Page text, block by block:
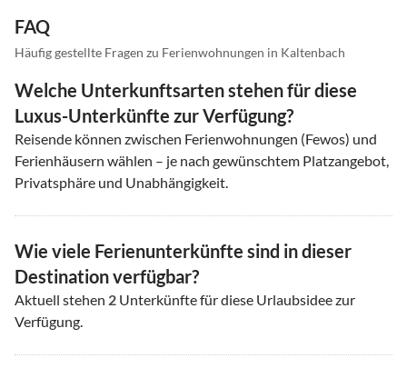
FAQ
Häufig gestellte Fragen zu Ferienwohnungen in Kaltenbach
Welche Unterkunftsarten stehen für diese
Luxus-Unterkünfte zur Verfügung?
Reisende können zwischen Ferienwohnungen (Fewos) und
Ferienhäusern wählen – je nach gewünschtem Platzangebot,
Privatsphäre und Unabhängigkeit.
Wie viele Ferienunterkünfte sind in dieser
Destination verfügbar?
Aktuell stehen 2 Unterkünfte für diese Urlaubsidee zur
Verfügung.